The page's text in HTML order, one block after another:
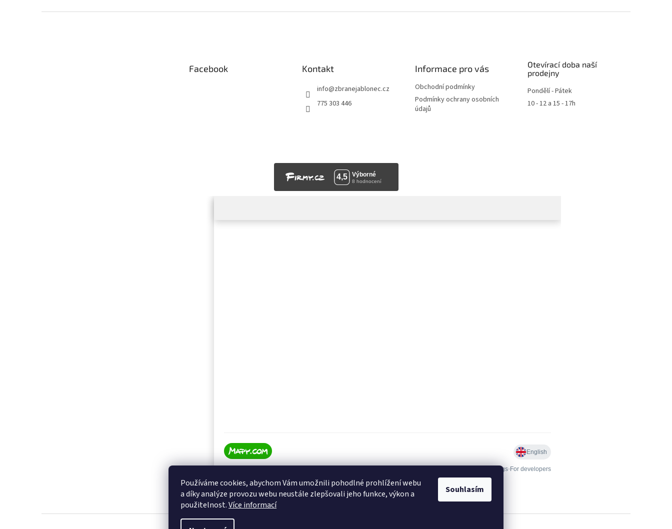
Používáme cookies, abychom Vám umožnili pohodlné prohlížení webu
a díky analýze provozu webu neustále zlepšovali jeho funkce, výkon a
použitelnost.Více informací
Souhlasím
Facebook Kontakt
info@zbranejablonec.cz
775 303 446
Informace pro vás
Obchodní podmínky
Podmínky ochrany osobních
údajů
Otevírací doba naší
prodejny
Pondělí - Pátek
10 - 12 a 15 - 17h